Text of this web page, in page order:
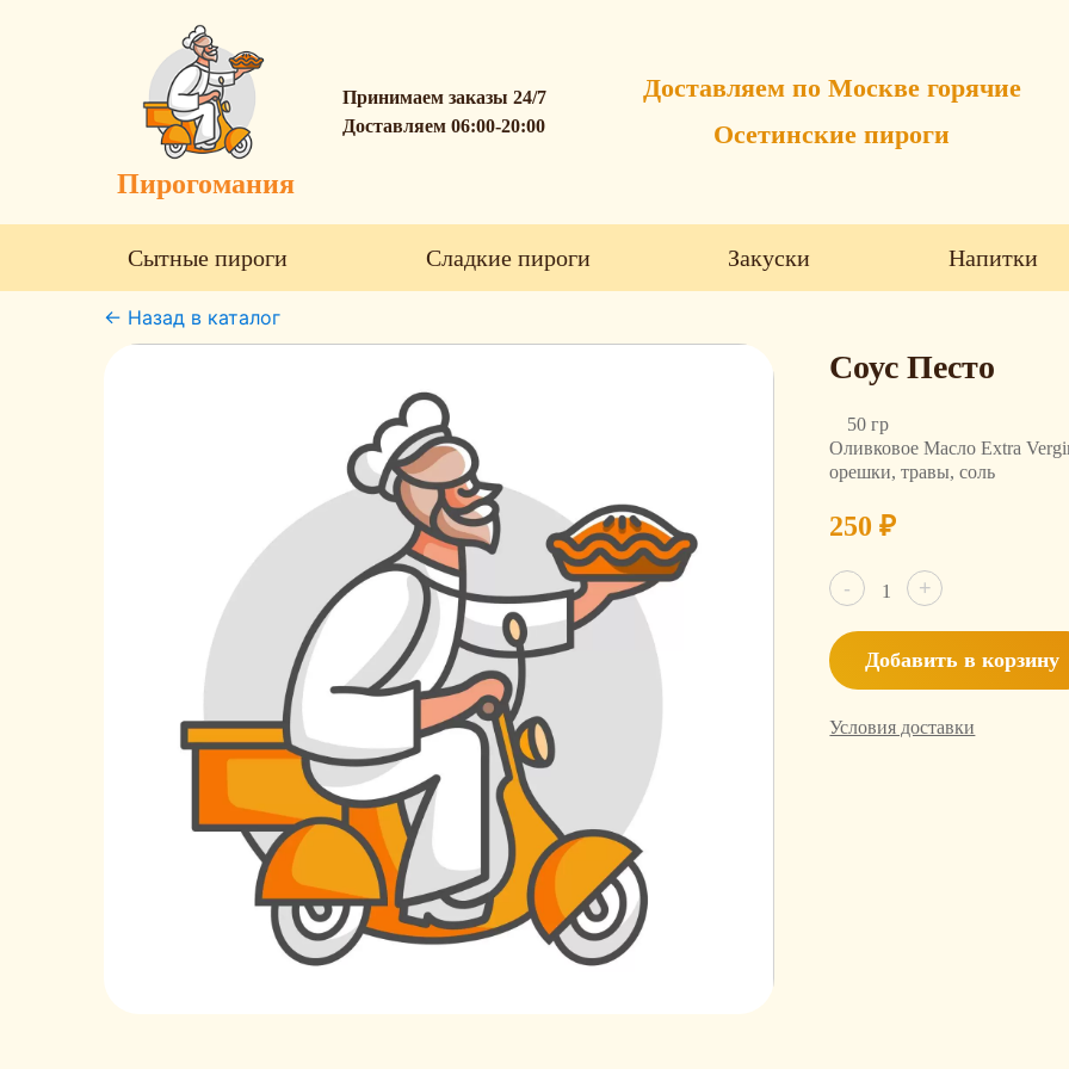
Пирогомания
Принимаем заказы 24/7
Доставляем 06:00-20:00
Доставляем по Москве горячие
Осетинские пироги
Сытные пироги Сладкие пироги Закуски Напитки
← Назад в каталог
Соус Песто
50 гр
Оливковое Масло Extra
орешки, травы, соль
250₽
-
Количество
товара
Песто
+
Добавить в корзину
Условия доставки